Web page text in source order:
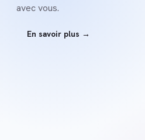
avec vous.
En savoir plus →